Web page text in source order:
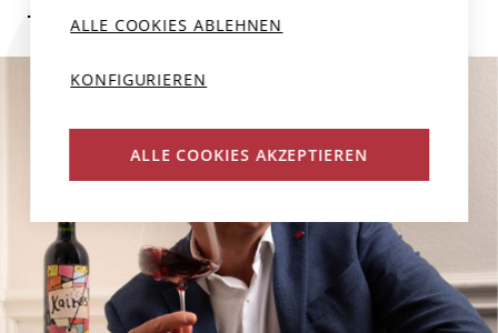
ALLE COOKIES ABLEHNEN
KONFIGURIEREN
ALLE COOKIES AKZEPTIEREN